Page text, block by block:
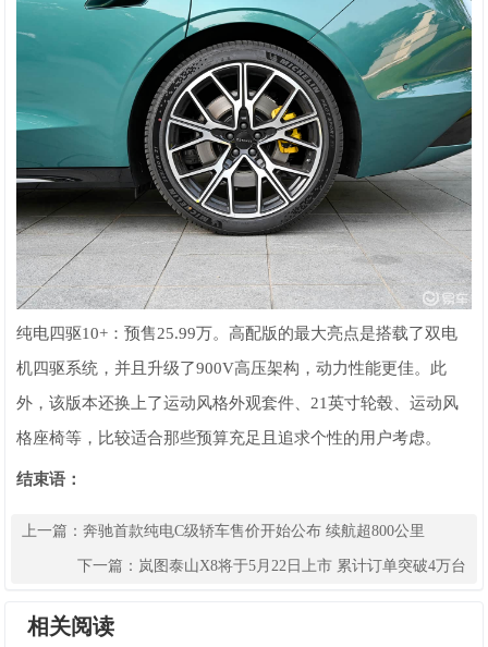
纯电四驱10+：预售25.99万。高配版的最大亮点是搭载了双电
机四驱系统，并且升级了900V高压架构，动力性能更佳。此
外，该版本还换上了运动风格外观套件、21英寸轮毂、运动风
格座椅等，比较适合那些预算充足且追求个性的用户考虑。
结束语：
上一篇：奔驰首款纯电C级轿车售价开始公布 续航超800公里
下一篇： 岚图泰山X8将于5月22日上市 累计订单突破4万台
相关阅读